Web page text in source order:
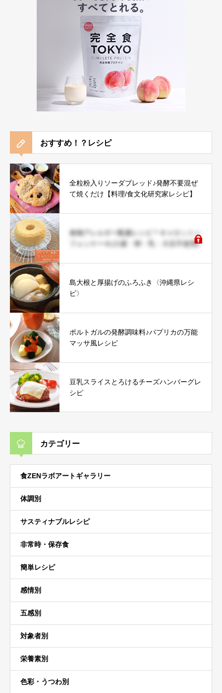
おすすめ！？レシピ
全粒粉入りソーダブレッド♪発酵不要混ぜ
て焼くだけ【料理/食文化研究家レシピ】
食物アレルギー配慮レシピ＊キャロットシ
フォンケーキ(小麦・卵・乳・大豆不使用)
島大根と厚揚げのふろふき〈沖縄県レシ
ピ〉
ポルトガルの発酵調味料♪パプリカの万能
マッサ風レシピ
豆乳スライスとろけるチーズハンバーグレ
シピ
カテゴリー
食ZENラボアートギャラリー
体調別
サスティナブルレシピ
非常時・保存食
簡単レシピ
感情別
五感別
対象者別
栄養素別
色彩・うつわ別